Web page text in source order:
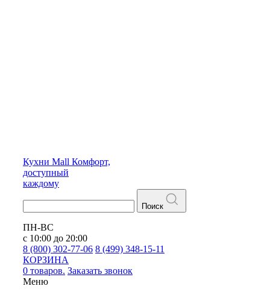
Кухни Mall Комфорт,
доступный
каждому
Поиск
ПН-ВС
с 10:00 до 20:00
8 (800) 302-77-06 8 (499) 348-15-11
КОРЗИНА
0 товаров. Заказать звонок
Меню